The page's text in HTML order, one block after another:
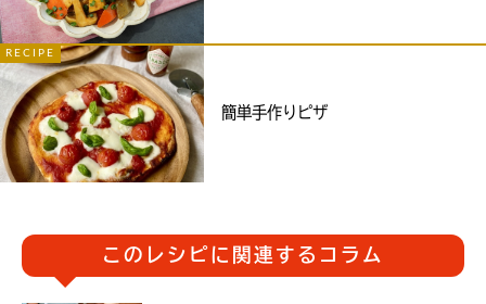
RECIPE
簡単手作りピザ
このレシピに関連するコラム